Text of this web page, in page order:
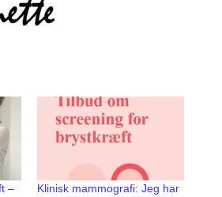
–
Klinisk mammografi: Jeg har